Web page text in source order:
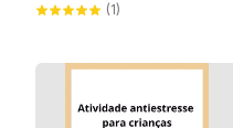
(1)